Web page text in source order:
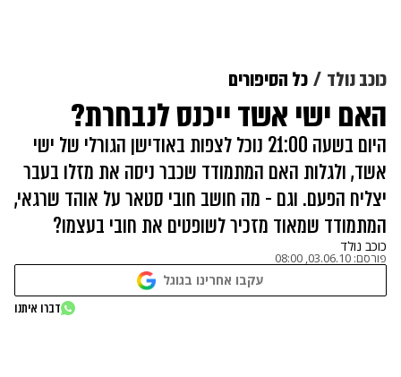
כוכב נולד כל הסיפורים
האם ישי אשד ייכנס לנבחרת?
היום בשעה 21:00 נוכל לצפות באודישן הגורלי של ישי
אשד, ולגלות האם המתמודד שכבר ניסה את מזלו בעבר
יצליח הפעם. וגם - מה חושב חובי סטאר על אוהד שרגאי,
המתמודד שמאוד מזכיר לשופטים את חובי בעצמו?
כוכב נולד
פורסם: 03.06.10, 08:00
עקבו אחרינו בגוגל
נתקלנו בבעיה
דברו איתנו